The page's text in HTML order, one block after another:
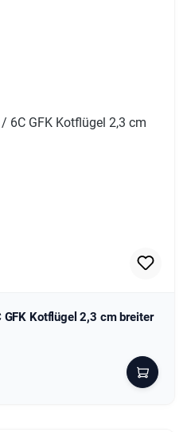
Kotflügel 2,3 cm breiter